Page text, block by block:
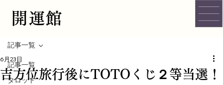
開運館
記事一覧
タロット
記事一覧
吉方位旅行後にTOTOくじ２等当選！
6月23日